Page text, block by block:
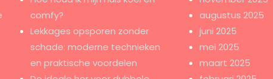
comfy?
Lekkages opsporen zonder
schade: moderne technieken
en praktische voordelen
augustus 2025
juni 2025
mei 2025
maart 2025